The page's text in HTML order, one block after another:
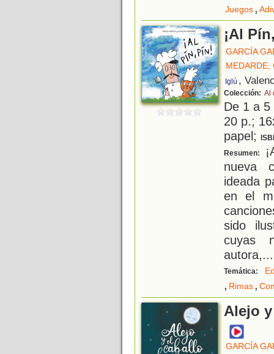
Juegos,
¡Al
GARCÍA
MEDARDE,
Iglú ,
Colección: Al
De 1 a
20 p.;
papel;
Resumen:
nueva
ideada
en el
sido
cuyas
autora,...
Temática:
, Rimas,
Alejo
GARCÍA